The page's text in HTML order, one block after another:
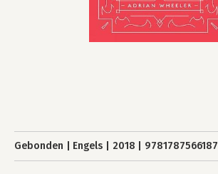
Gebonden Engels 2018 9781787566187